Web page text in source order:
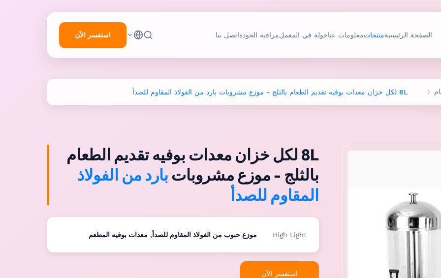
الصفحة الرئيسيةمنتجاتمعلومات عناجولة في المعملمراقبة الجودةاتصل بنا استفسر الآن
8L لكل خزان معدات بوفيه تقديم الطعام بالثلج - موزع مشروبات بارد من الفولاذ المقاوم للصدأ
8L لكل خزان معدات بوفيه تقديم الطعام
بالثلج - موزع مشروبات بارد من الفولاذ
المقاوم للصدأ
High Light موزع حبوب من الفولاذ المقاوم للصدأ , معدات بوفيه المطعم
استفسر الآن